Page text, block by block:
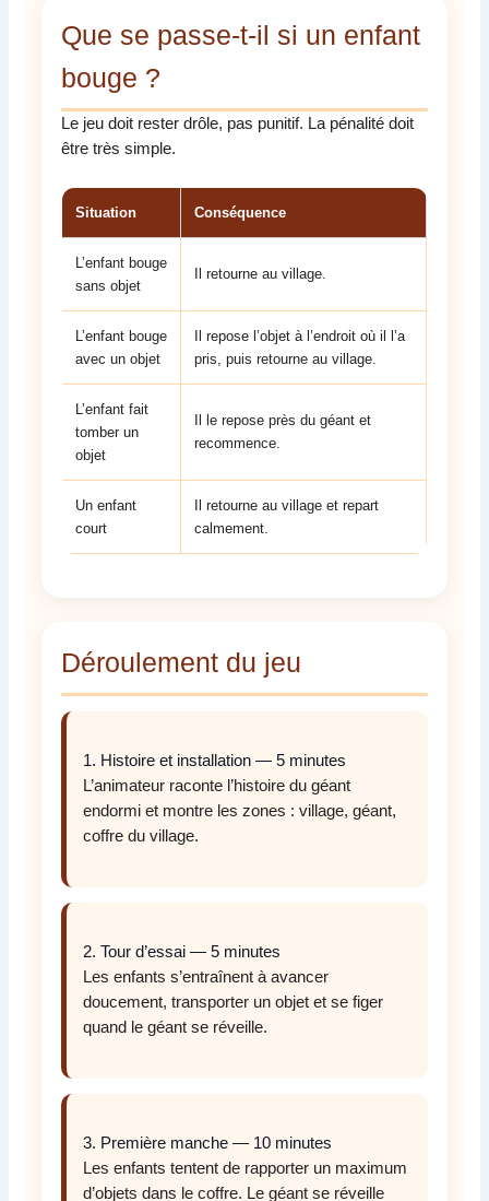
Que se passe-t-il si un enfant
bouge ?
Le jeu doit rester drôle, pas punitif. La pénalité doit
être très simple.
Situation Conséquence
L’enfant bouge
sans objet
Il retourne au village.
L’enfant bouge
avec un objet
Il repose l’objet à l’endroit où il l’a
pris, puis retourne au village.
L’enfant fait
tomber un
objet
Il le repose près du géant et
recommence.
Un enfant
court
Il retourne au village et repart
calmement.
Déroulement du jeu
1. Histoire et installation — 5 minutes
L’animateur raconte l’histoire du géant
endormi et montre les zones : village, géant,
coffre du village.
2. Tour d’essai — 5 minutes
Les enfants s’entraînent à avancer
doucement, transporter un objet et se figer
quand le géant se réveille.
3. Première manche — 10 minutes
Les enfants tentent de rapporter un maximum
d’objets dans le coffre. Le géant se réveille